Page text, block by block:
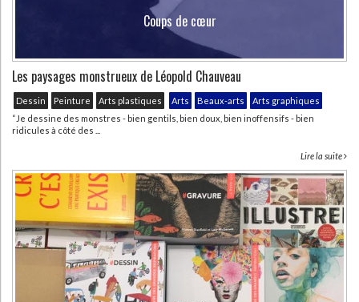
Coups de cœur
Les paysages monstrueux de Léopold Chauveau
Dessin Peinture Arts plastiques Arts Beaux-arts
Arts graphiques
“Je dessine des monstres - bien gentils, bien doux, bien inoffensifs - bien
ridicules à côté des ...
Lire la suite